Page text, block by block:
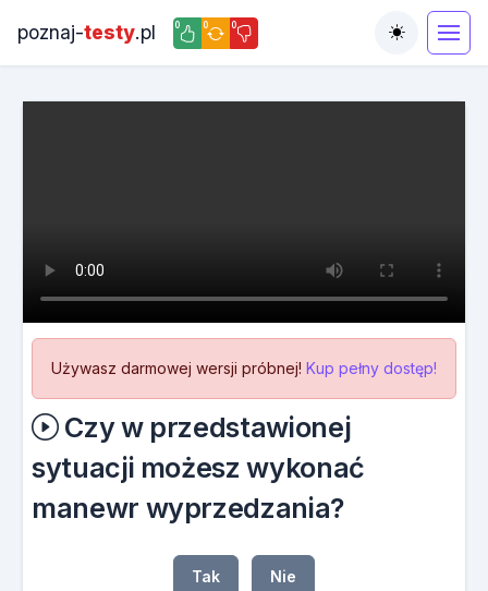
poznaj-testy.pl 0 0 0
Toggle
Używasz darmowej wersji próbnej! Kup pełny dostęp!
Czy w przedstawionej
sytuacji możesz wykonać
manewr wyprzedzania?
Tak Nie